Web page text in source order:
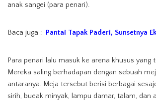
anak sangei (para penari).
Baca juga : Pantai Tapak Paderi, Sunsetnya
Para penari lalu masuk ke arena khusus yang
Mereka saling berhadapan dengan sebuah
antaranya. Meja tersebut berisi berbagai
sirih, bueak minyak, lampu damar, talam, dan